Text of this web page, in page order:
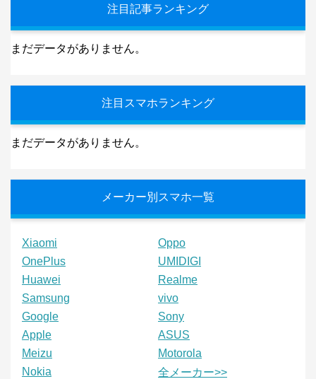
注目記事ランキング
まだデータがありません。
注目スマホランキング
まだデータがありません。
メーカー別スマホ一覧
Xiaomi
Oppo
OnePlus
UMIDIGI
Huawei
Realme
Samsung
vivo
Google
Sony
Apple
ASUS
Meizu
Motorola
Nokia
全メーカー>>